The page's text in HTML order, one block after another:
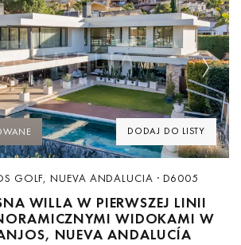
DODAJ DO LISTY
Next
GOLF, NUEVA ANDALUCIA · D6005
WILLA W PIERWSZEJ LINII
WIDOKAMI W
NUEVA ANDALUCÍA